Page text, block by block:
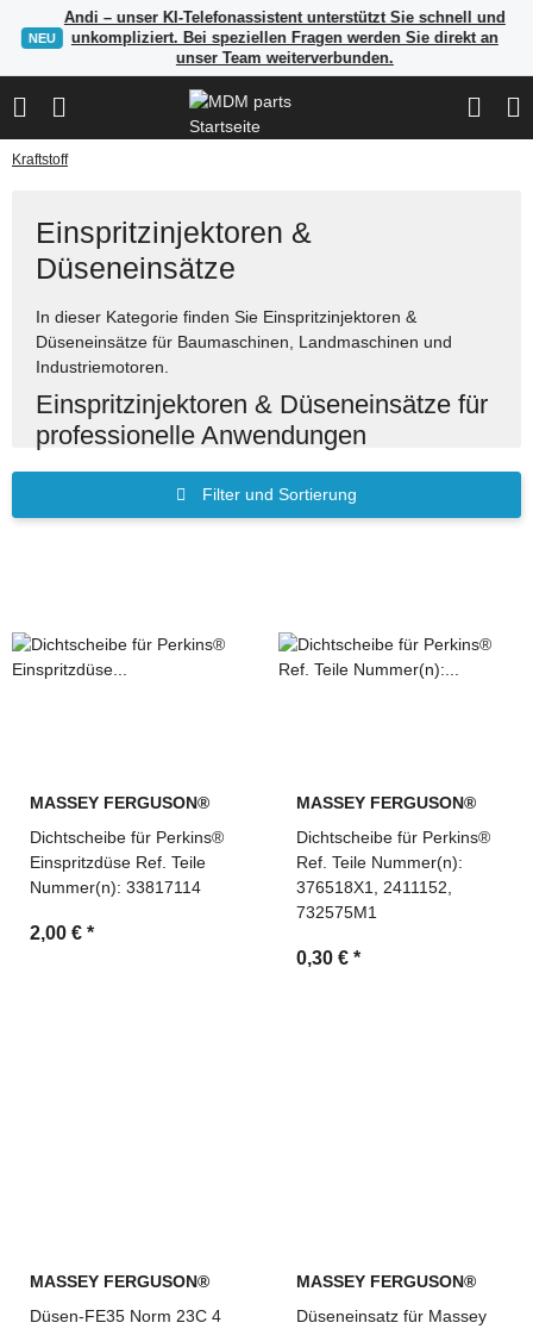
NEU
Andi – unser KI-Telefonassistent unterstützt Sie schnell und
unkompliziert. Bei speziellen Fragen werden Sie direkt an
unser Team weiterverbunden.
Kraftstoff
Einspritzinjektoren &
Düseneinsätze
In dieser Kategorie finden Sie Einspritzinjektoren &
Düseneinsätze für Baumaschinen, Landmaschinen und
Industriemotoren.
Einspritzinjektoren & Düseneinsätze für
professionelle Anwendungen
Herstellerangaben oder OEM-Referenzen auffindbar. Nutzen
Technische Beratung und schnelle Angebotserstellung
durch MDM Parts
Filter und Sortierung
MASSEY FERGUSON®
Dichtscheibe für Perkins®
Einspritzdüse Ref. Teile
Nummer(n): 33817114
2,00 € *
MASSEY FERGUSON®
Dichtscheibe für Perkins®
Ref. Teile Nummer(n):
376518X1, 2411152,
732575M1
0,30 € *
MASSEY FERGUSON®
Düsen-FE35 Norm 23C 4
MASSEY FERGUSON®
Düseneinsatz für Massey